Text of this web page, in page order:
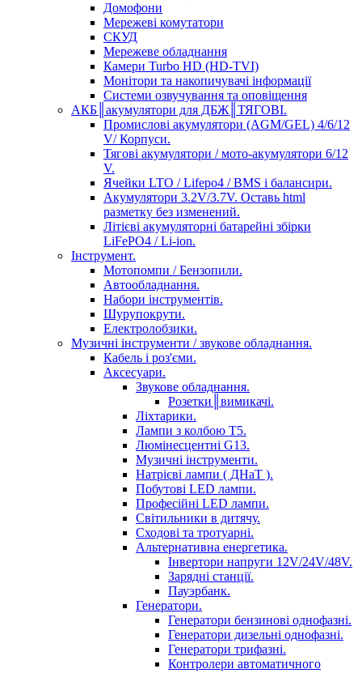
Домофони
Мережеві комутатори
СКУД
Мережеве обладнання
Камери Turbo HD (HD-TVI)
Монітори та накопичувачі інформації
Системи озвучування та оповіщення
АКБ║акумулятори для ДБЖ║ТЯГОВІ.
Промислові акумулятори (AGM/GEL) 4/6/12
V/ Корпуси.
Тягові акумулятори / мото-акумулятори 6/12
V.
Ячейки LTO / Lifepo4 / BMS і балансири.
Акумулятори 3.2V/3.7V. Оставь html
разметку без изменений.
Літієві акумуляторні батарейні збірки
LiFePO4 / Li-ion.
Інструмент.
Мотопомпи / Бензопили.
Автообладнання.
Набори інструментів.
Шурупокрути.
Електролобзики.
Музичні інструменти / звукове обладнання.
Кабель і роз'єми.
Аксесуари.
Звукове обладнання.
Розетки║вимикачі.
Ліхтарики.
Лампи з колбою Т5.
Люмінесцентні G13.
Музичні інструменти.
Натрієві лампи ( ДНаТ ).
Побутові LED лампи.
Професійні LED лампи.
Світильники в дитячу.
Сходові та тротуарні.
Альтернативна енергетика.
Інвертори напруги 12V/24V/48V.
Зарядні станції.
Пауэрбанк.
Генератори.
Генератори бензинові однофазні.
Генератори дизельні однофазні.
Генератори трифазні.
Контролери автоматичного